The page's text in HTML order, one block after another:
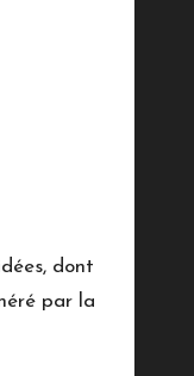
dont
par la